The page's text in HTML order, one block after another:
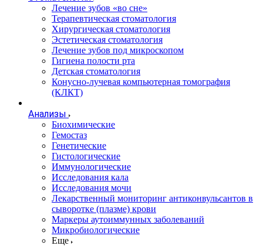
Лечение зубов «во сне»
Терапевтическая стоматология
Хирургическая стоматология
Эстетическая стоматология
Лечение зубов под микроскопом
Гигиена полости рта
Детская стоматология
Конусно-лучевая компьютерная томография
(КЛКТ)
Анализы
Биохимические
Гемостаз
Генетические
Гистологические
Иммунологические
Исследования кала
Исследования мочи
Лекарственный мониторинг антиконвульсантов в
сыворотке (плазме) крови
Маркеры аутоиммунных заболеваний
Микробиологические
Еще